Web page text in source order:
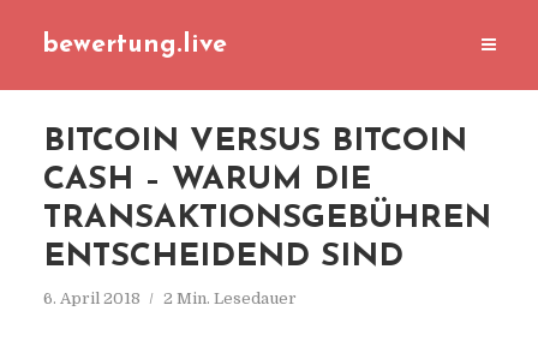
bewertung.live
BITCOIN VERSUS BITCOIN
CASH – WARUM DIE
TRANSAKTIONSGEBÜHREN
ENTSCHEIDEND SIND
6. April 2018 2 Min. Lesedauer